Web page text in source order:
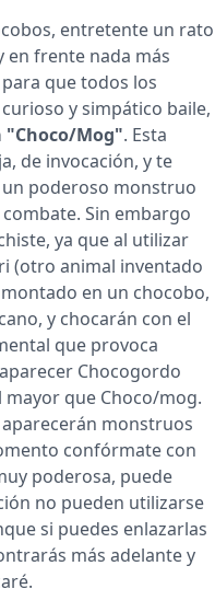
entretente un rato
en frente nada más
que todos los
y simpático baile,
"Choco/Mog". Esta
de invocación, y te
poderoso monstruo
Sin embargo
ya que al utilizar
(otro animal inventado
en un chocobo,
y chocarán con el
que provoca
Chocogordo
que Choco/mog.
monstruos
confórmate con
poderosa, puede
no pueden utilizarse
si puedes enlazarlas
más adelante y